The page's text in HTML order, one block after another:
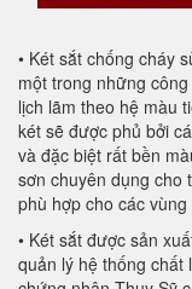
• Két sắt chống cháy
một trong những
lịch lãm theo hệ màu
két sẽ được phủ bởi
và đặc biệt rất bền
sơn chuyên dụng cho
phù hợp cho các vùng
• Két sắt được sản
quản lý hệ thống chất